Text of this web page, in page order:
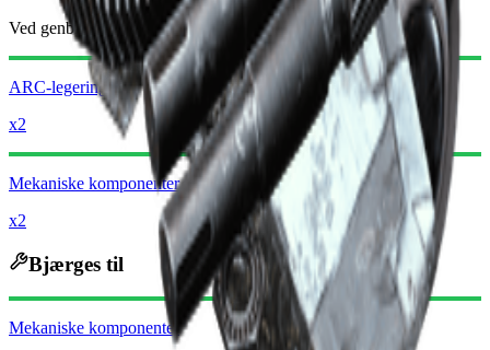
Ved genbrug modtager du -320 mindre Raider-mønter
ARC-legering
x2
Mekaniske komponenter
x2
Bjærges til
Mekaniske komponenter